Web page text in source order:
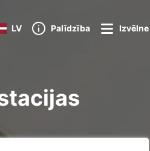
LV Palīdzība Izvēlne